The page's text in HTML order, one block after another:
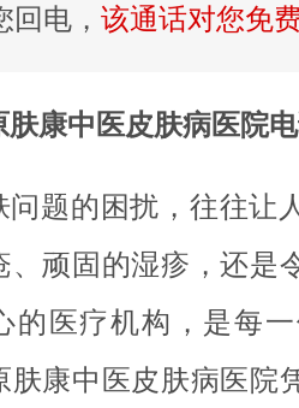
回电， 该通话对您免
肤康中医皮肤病医院
问题的困扰，往往让
、顽固的湿疹，还是
的医疗机构，是每
肤康中医皮肤病医院